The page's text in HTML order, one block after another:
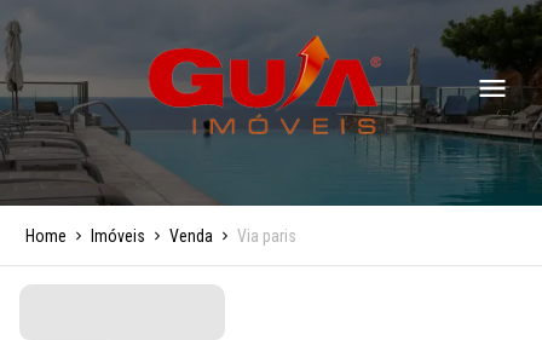
Home Imóveis Venda Via paris